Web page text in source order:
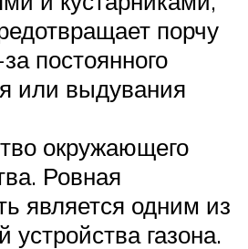
порчу
постоянного
или выдувания
окружающего
Ровная
является одним из
устройства газона.